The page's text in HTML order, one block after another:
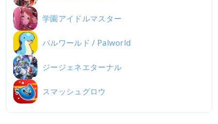
学園アイドルマスター
パルワールド / Palworld
ジージェネエターナル
スマッシュグロウ